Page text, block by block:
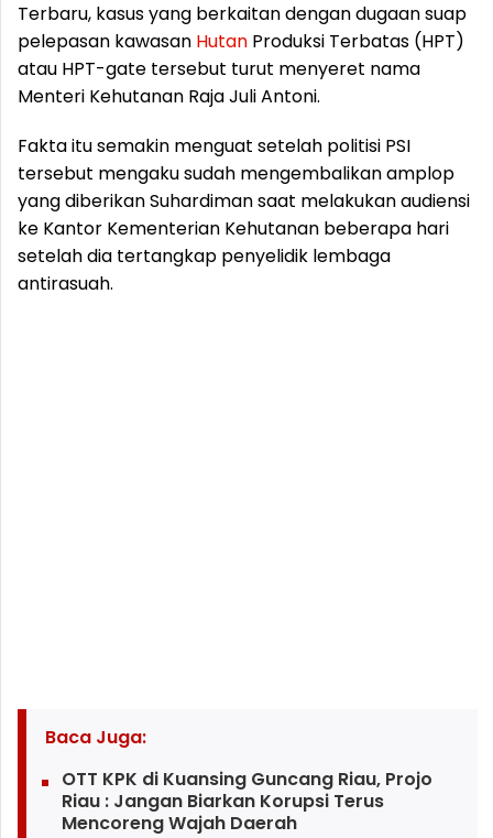
Terbaru, kasus yang berkaitan dengan dugaan suap
pelepasan kawasan Hutan Produksi Terbatas (HPT)
atau HPT-gate tersebut turut menyeret nama
Menteri Kehutanan Raja Juli Antoni.
Fakta itu semakin menguat setelah politisi PSI
tersebut mengaku sudah mengembalikan amplop
yang diberikan Suhardiman saat melakukan audiensi
ke Kantor Kementerian Kehutanan beberapa hari
setelah dia tertangkap penyelidik lembaga
antirasuah.
Baca Juga:
OTT KPK di Kuansing Guncang Riau, Projo
Riau : Jangan Biarkan Korupsi Terus
Mencoreng Wajah Daerah